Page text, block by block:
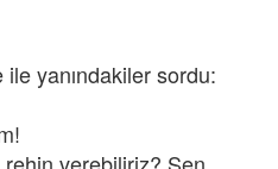
yanındakiler sordu: